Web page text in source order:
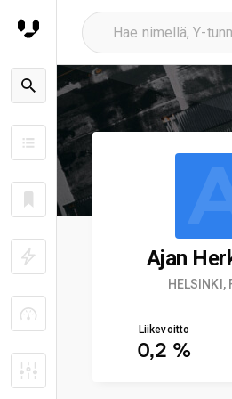
Ajan
HELSINKI,
Liikevoitto
0,2 %